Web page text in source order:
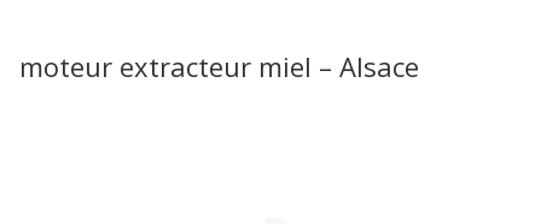
moteur extracteur miel – Alsace